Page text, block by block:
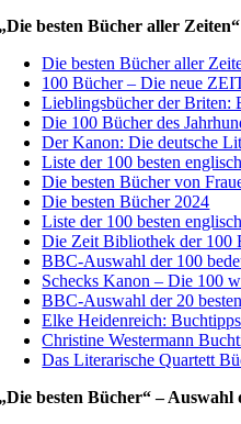
besten Bücher aller
Die besten Bücher aller
100 Bücher – Die neue
Lieblingsbücher der Briten:
Die 100 Bücher des
Der Kanon: Die deutsche
Liste der 100 besten
Die besten Bücher von
Die besten Bücher 2024
Liste der 100 besten
Die Zeit Bibliothek der 100
BBC-Auswahl der 100
Schecks Kanon – Die 100
BBC-Auswahl der 20
Elke Heidenreich:
Christine Westermann
Das Literarische Quartett
besten Bücher“ –